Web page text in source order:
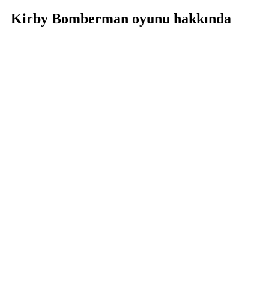
Kirby Bomberman oyunu hakkında